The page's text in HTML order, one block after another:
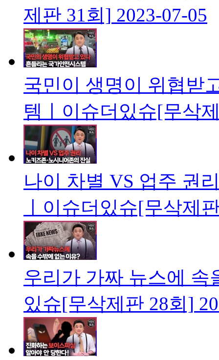
제판 31회] 2023-07-05
국민이 생명이 위협받
템ㅣ이슈더있슈[무삭
나이 차별 VS 업주 권
ㅣ이슈더있슈[무삭제
우리가 가짜 뉴스에 속
있슈[무삭제판 28회]